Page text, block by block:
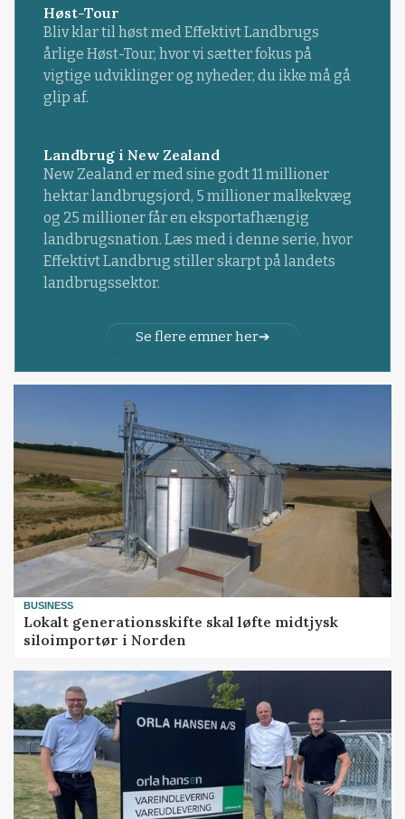
Høst-Tour
Bliv klar til høst med Effektivt Landbrugs
årlige Høst-Tour, hvor vi sætter fokus på
vigtige udviklinger og nyheder, du ikke må gå
glip af.
Landbrug i New Zealand
New Zealand er med sine godt 11 millioner
hektar landbrugsjord, 5 millioner malkekvæg
og 25 millioner får en eksportafhængig
landbrugsnation. Læs med i denne serie, hvor
Effektivt Landbrug stiller skarpt på landets
landbrugssektor.
Se flere emner her
BUSINESS
Lokalt generationsskifte skal løfte midtjysk
siloimportør i Norden